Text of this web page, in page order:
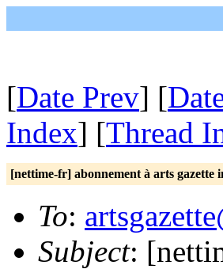
[Date Prev] [
Index] [Thread
[nettime-fr] abonnement à arts gazette
To:
Subject: